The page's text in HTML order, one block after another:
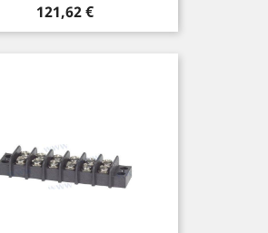
Prix
121,62 €